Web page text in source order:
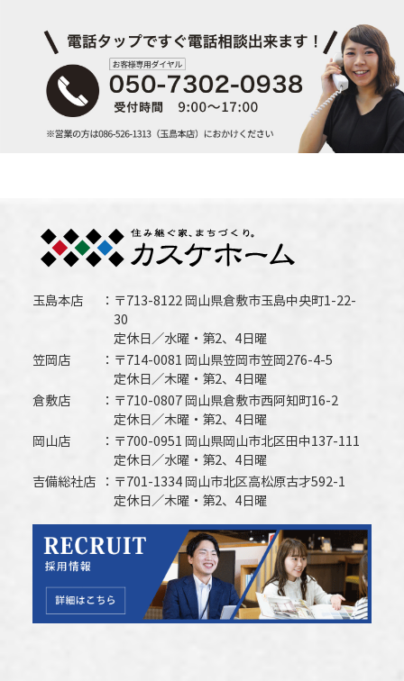
玉島本店
〒713-8122 岡山県倉敷市玉島中央町1-22-
30
定休日／水曜・第2、4日曜
笠岡店
〒714-0081 岡山県笠岡市笠岡276-4-5
定休日／木曜・第2、4日曜
倉敷店
〒710-0807 岡山県倉敷市西阿知町16-2
定休日／木曜・第2、4日曜
岡山店
〒700-0951 岡山県岡山市北区田中137-111
定休日／水曜・第2、4日曜
吉備総社店
〒701-1334 岡山市北区高松原古才592-1
定休日／木曜・第2、4日曜